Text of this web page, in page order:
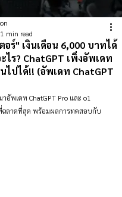
ร์" เงินเดือน 6,000 บาทได้
ไร? ChatGPT เพิ่งอัพเดท
ไปได้!! (อัพเดท ChatGPT
1 min read
พเดท ChatGPT Pro และ o1
ฉลาดที่สุด พร้อมผลการทดสอบกับ